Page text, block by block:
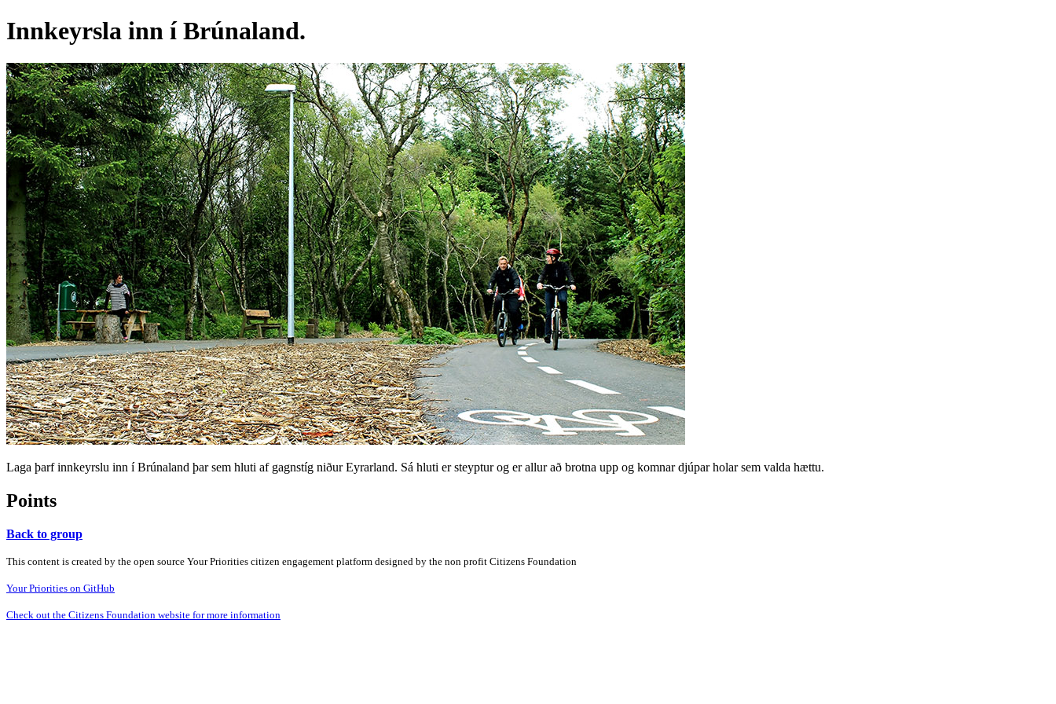
Innkeyrsla inn í Brúnaland.
Laga þarf innkeyrslu inn í Brúnaland þar sem hluti af gagnstíg niður Eyrarland. Sá hluti er steyptur og er allur að brotna upp og komnar djúpar holar sem valda hættu.
Points
Back to group
This content is created by the open source Your Priorities citizen engagement platform designed by the non profit Citizens Foundation
Your Priorities on GitHub
Check out the Citizens Foundation website for more information